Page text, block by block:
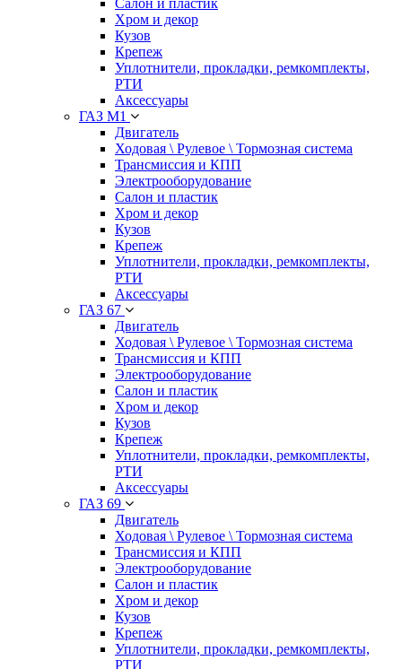
Хром и декор
Кузов
Крепеж
Уплотнители, прокладки, ремкомплекты,
РТИ
Аксессуары
ГАЗ М1
Двигатель
Ходовая \ Рулевое \ Тормозная система
Трансмиссия и КПП
Электрооборудование
Салон и пластик
Хром и декор
Кузов
Крепеж
Уплотнители, прокладки, ремкомплекты,
РТИ
Аксессуары
ГАЗ 67
Двигатель
Ходовая \ Рулевое \ Тормозная система
Трансмиссия и КПП
Электрооборудование
Салон и пластик
Хром и декор
Кузов
Крепеж
Уплотнители, прокладки, ремкомплекты,
РТИ
Аксессуары
ГАЗ 69
Двигатель
Ходовая \ Рулевое \ Тормозная система
Трансмиссия и КПП
Электрооборудование
Салон и пластик
Хром и декор
Кузов
Крепеж
Уплотнители, прокладки, ремкомплекты,
РТИ